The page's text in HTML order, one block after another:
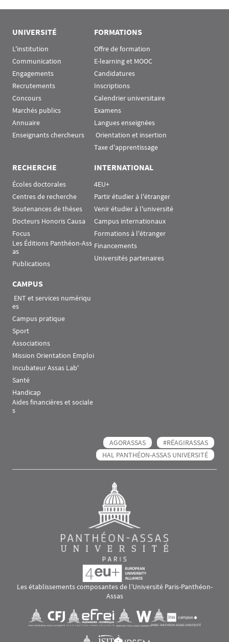
UNIVERSITÉ
L'institution
Communication
Engagements
Recrutements
Concours
Marchés publics
Annuaire
Enseignants chercheurs
FORMATIONS
Offre de formation
E-learning et MOOC
Candidatures
Inscriptions
Calendrier universitaire
Examens
Langues enseignées
Orientation et insertion
Taxe d'apprentissage
RECHERCHE
Écoles doctorales
Centres de recherche
Soutenances de thèses
Docteurs Honoris Causa
Focus
Les Éditions Panthéon-Ass
as
Publications
INTERNATIONAL
4EU+
Partir étudier à l'étranger
Venir étudier à l'université
Campus internationaux
Formations à l'étranger
Financements
Universités partenaires
CAMPUS
es
Campus pratique
Sport
Associations
Mission Orientation Emploi
Incubateur Assas Lab'
Santé
Handicap
Aides financières et sociale
s
AGORASSAS
#RÉAGIRASSAS
HAL PANTHÉON-ASSAS UNIVERSITÉ
Les établissements composantes de l’Université Paris-Panthéon-
Assas
Visuel svgVisuel svg Visuel svgVisuel svg